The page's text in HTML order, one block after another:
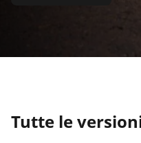
Tutte le